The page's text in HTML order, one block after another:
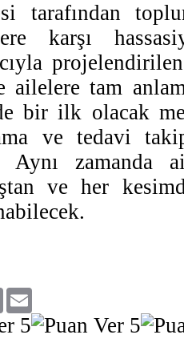
tarafından
karşı
tam
bir ilk olacak
ve tedavi
Aynı zamanda
ve her
Copy
Link